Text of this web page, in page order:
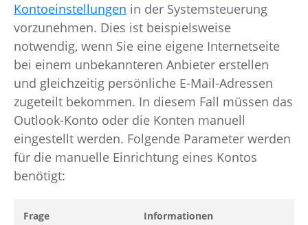
Kontoeinstellungen in der Systemsteuerung
vorzunehmen. Dies ist beispielsweise
notwendig, wenn Sie eine eigene Internetseite
bei einem unbekannteren Anbieter erstellen
und gleichzeitig persönliche E-Mail-Adressen
zugeteilt bekommen. In diesem Fall müssen das
Outlook-Konto oder die Konten manuell
eingestellt werden. Folgende Parameter werden
für die manuelle Einrichtung eines Kontos
benötigt:
Frage Informationen